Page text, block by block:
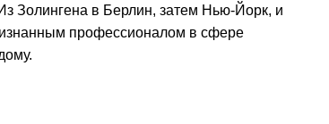
Золингена в Берлин, затем Нью-Йорк, и
профессионалом в сфере